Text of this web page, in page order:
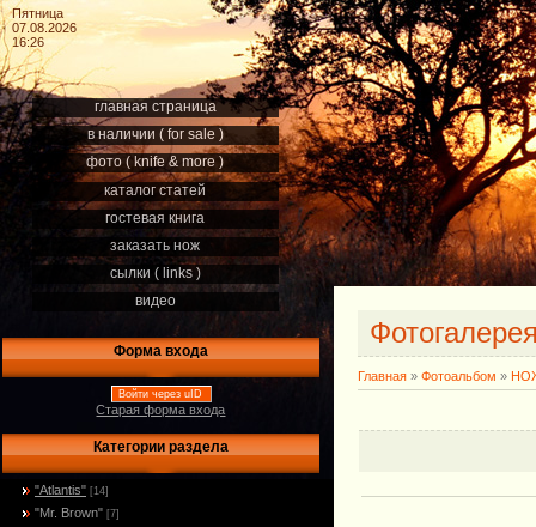
Пятница
07.08.2026
16:26
главная страница
в наличии ( for sale )
фото ( knife & more )
каталог статей
гостевая книга
заказать нож
сылки ( links )
видео
Форма входа
Войти через uID
Старая форма входа
Категории раздела
"Atlantis" [14]
"Mr. Brown" [7]
Главная » Фотоальбом »